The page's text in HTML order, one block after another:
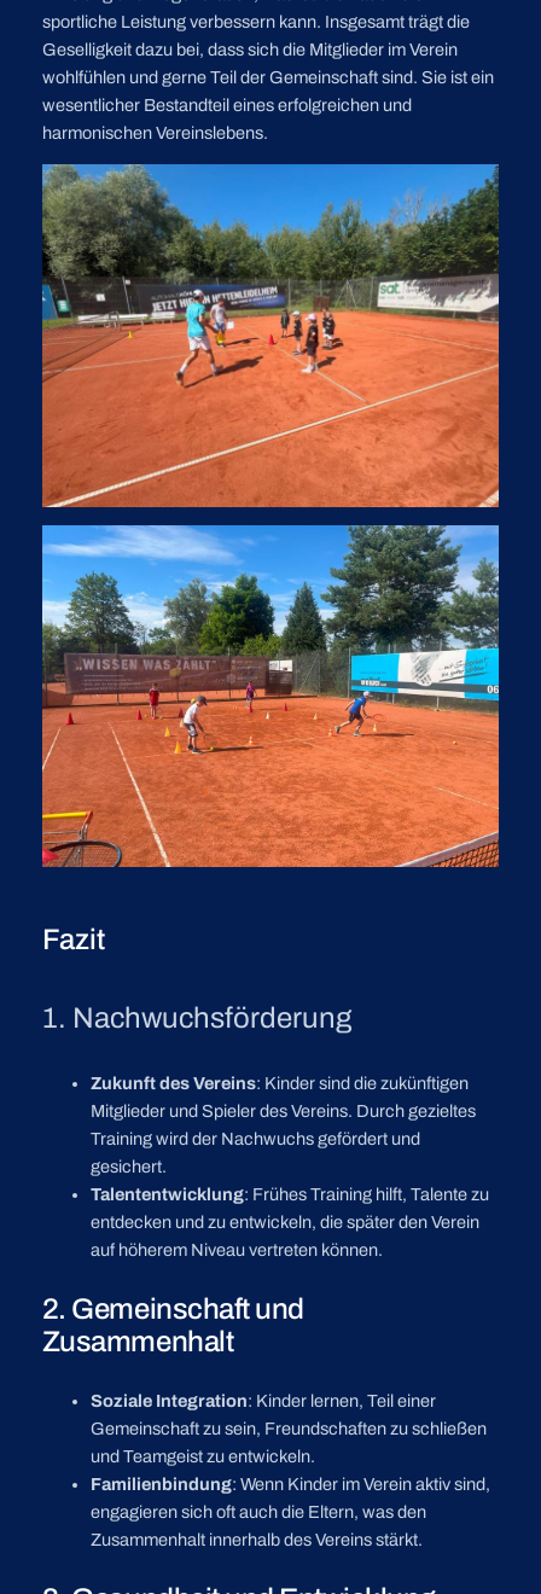
sportliche Leistung verbessern kann. Insgesamt trägt die
Geselligkeit dazu bei, dass sich die Mitglieder im Verein
wohlfühlen und gerne Teil der Gemeinschaft sind. Sie ist ein
wesentlicher Bestandteil eines erfolgreichen und
harmonischen Vereinslebens.
Fazit
1. Nachwuchsförderung
Zukunft des Vereins: Kinder sind die zukünftigen
Mitglieder und Spieler des Vereins. Durch gezieltes
Training wird der Nachwuchs gefördert und
gesichert.
Talententwicklung: Frühes Training hilft, Talente zu
entdecken und zu entwickeln, die später den Verein
auf höherem Niveau vertreten können.
2. Gemeinschaft und
Zusammenhalt
Soziale Integration: Kinder lernen, Teil einer
Gemeinschaft zu sein, Freundschaften zu schließen
und Teamgeist zu entwickeln.
Familienbindung: Wenn Kinder im Verein aktiv sind,
engagieren sich oft auch die Eltern, was den
Zusammenhalt innerhalb des Vereins stärkt.